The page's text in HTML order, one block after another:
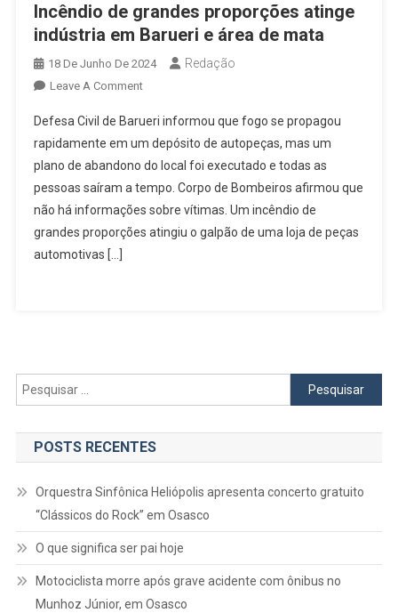
Incêndio de grandes proporções atinge
indústria em Barueri e área de mata
18 De Junho De 2024 Redação
Leave A CommentOn
De
Grandes
Proporções
Atinge
Indústria
Em
Defesa Civil de Barueri informou que fogo se propagou
rapidamente em um depósito de autopeças, mas um
plano de abandono do local foi executado e todas as
pessoas saíram a tempo. Corpo de Bombeiros afirmou que
não há informações sobre vítimas. Um incêndio de
grandes proporções atingiu o galpão de uma loja de peças
automotivas […]
Pesquisar
por:
POSTS RECENTES
Orquestra Sinfônica Heliópolis apresenta concerto gratuito
“Clássicos do Rock” em Osasco
O que significa ser pai hoje
Motociclista morre após grave acidente com ônibus no
Munhoz Júnior, em Osasco